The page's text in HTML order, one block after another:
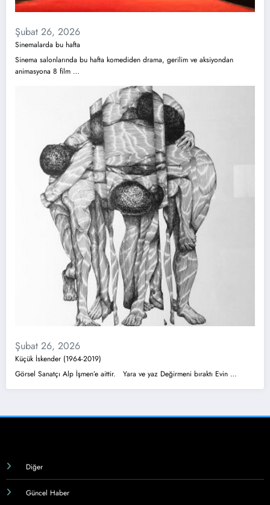
Şubat 26, 2026
Sinemalarda bu hafta
Sinema salonlarında bu hafta komediden drama, gerilim ve aksiyondan
animasyona 8 film …
Şubat 26, 2026
Küçük İskender (1964-2019)
Görsel Sanatçı Alp İşmen’e aittir. Yara ve yaz Değirmeni bıraktı Evin …
Diğer
Güncel Haber